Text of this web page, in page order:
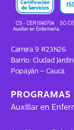
PROGRAMAS
Auxiliar en
Carrera 9 #23N26
Barrio: Ciudad
Popayán – Cauca